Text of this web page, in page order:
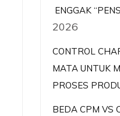
ENGGAK
2026
CONTROL
MATA UNTUK
PROSES
BEDA CPM VS